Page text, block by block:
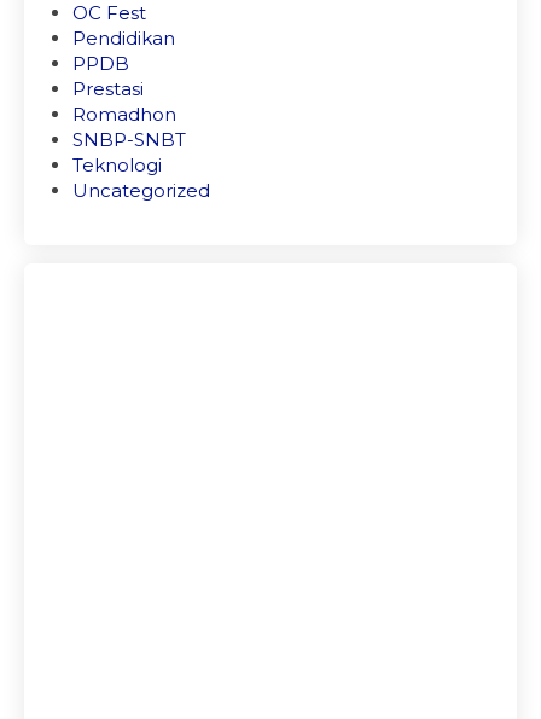
OC Fest
Pendidikan
PPDB
Prestasi
Romadhon
SNBP-SNBT
Teknologi
Uncategorized